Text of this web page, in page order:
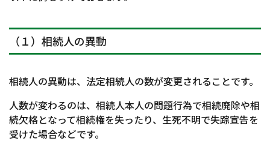
（１）相続人の異動
相続人の異動は、法定相続人の数が変更されることです。
人数が変わるのは、相続人本人の問題行為で相続廃除や相
続欠格となって相続権を失ったり、生死不明で失踪宣告を
受けた場合などです。